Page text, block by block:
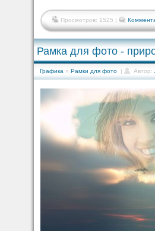
Просмотров: 1525 |
Рамка для фото -
Графика » Рамки для фото | Автор: